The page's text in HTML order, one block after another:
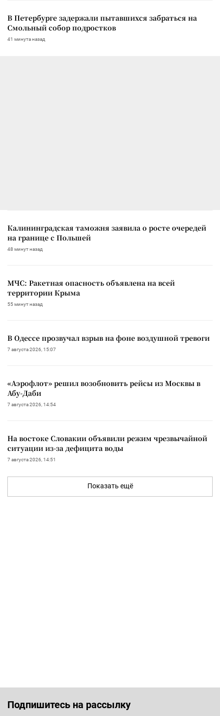
В Петербурге задержали пытавшихся забраться на
Смольный собор подростков
41 минута назад
Калининградская таможня заявила о росте очередей
на границе с Польшей
48 минут назад
МЧС: Ракетная опасность объявлена на всей
территории Крыма
55 минут назад
В Одессе прозвучал взрыв на фоне воздушной тревоги
7 августа 2026, 15:07
«Аэрофлот» решил возобновить рейсы из Москвы в
Абу-Даби
7 августа 2026, 14:54
На востоке Словакии объявили режим чрезвычайной
ситуации из-за дефицита воды
7 августа 2026, 14:51
Показать ещё
Подпишитесь на рассылку